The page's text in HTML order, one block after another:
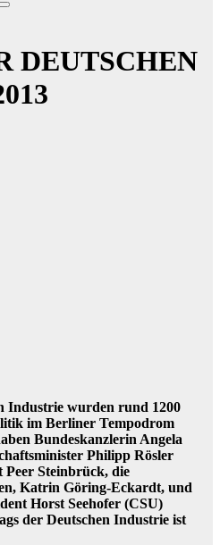
DEUTSCHEN
Industrie wurden rund 1200
im Berliner Tempodrom
Bundeskanzlerin Angela
Philipp Rösler
Peer Steinbrück, die
Katrin Göring-Eckardt, und
Horst Seehofer (CSU)
der Deutschen Industrie ist